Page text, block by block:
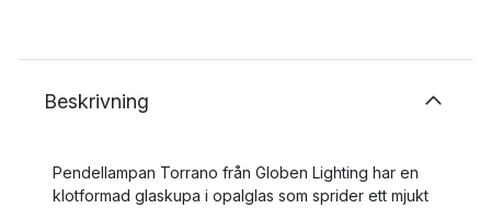
Beskrivning
Pendellampan Torrano från Globen Lighting har en
klotformad glaskupa i opalglas som sprider ett mjukt